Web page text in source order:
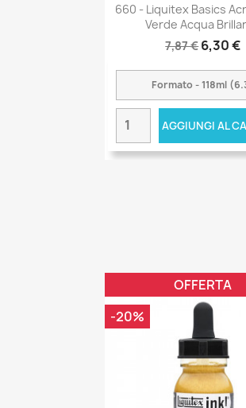
660 - Liquitex Basics
Verde Acqua
7,87 €6,30 €
AGGIUNGI AL
OFFERTA
-20%